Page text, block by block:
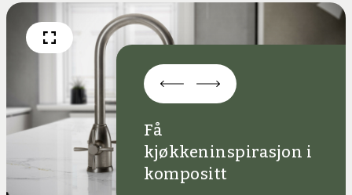
Få
kjøkkeninspirasjon i
kompositt